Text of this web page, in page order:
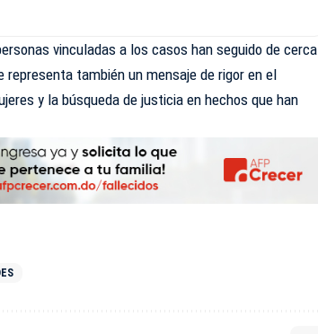
vinculadas a los casos han seguido de cerca
representa también un mensaje de rigor en el
y la búsqueda de justicia en hechos que han